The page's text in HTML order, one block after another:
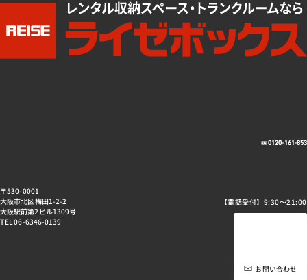
〒530-0001
大阪市北区梅田1-2-2
大阪駅前第2ビル1309号
TEL 06-6346-0139
0120-161-853
【電話受付】9:30～21:00
お問い合わせ